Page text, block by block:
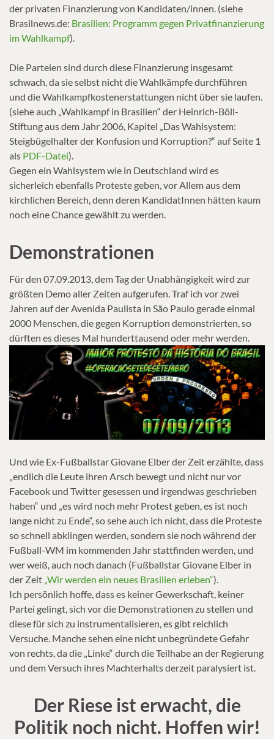
der privaten Finanzierung von Kandidaten/innen. (siehe
Brasilnews.de: Brasilien: Programm gegen Privatfinanzierung
im Wahlkampf).
Die Parteien sind durch diese Finanzierung insgesamt
schwach, da sie selbst nicht die Wahlkämpfe durchführen
und die Wahlkampfkostenerstattungen nicht über sie laufen.
(siehe auch „Wahlkampf in Brasilien“ der Heinrich-Böll-
Stiftung aus dem Jahr 2006, Kapitel „Das Wahlsystem:
Steigbügelhalter der Konfusion und Korruption?“ auf Seite 1
als PDF-Datei).
Gegen ein Wahlsystem wie in Deutschland wird es
sicherleich ebenfalls Proteste geben, vor Allem aus dem
kirchlichen Bereich, denn deren KandidatInnen hätten kaum
noch eine Chance gewählt zu werden.
Demonstrationen
Für den 07.09.2013, dem Tag der Unabhängigkeit wird zur
größten Demo aller Zeiten aufgerufen. Traf ich vor zwei
Jahren auf der Avenida Paulista in São Paulo gerade einmal
2000 Menschen, die gegen Korruption demonstrierten, so
dürften es dieses Mal hunderttausend oder mehr werden.
Und wie Ex-Fußballstar Giovane Elber der Zeit erzählte, dass
„endlich die Leute ihren Arsch bewegt und nicht nur vor
Facebook und Twitter gesessen und irgendwas geschrieben
haben“ und „es wird noch mehr Protest geben, es ist noch
lange nicht zu Ende“, so sehe auch ich nicht, dass die Proteste
so schnell abklingen werden, sondern sie noch während der
Fußball-WM im kommenden Jahr stattfinden werden, und
wer weiß, auch noch danach (Fußballstar Giovane Elber in
der Zeit „Wir werden ein neues Brasilien erleben“).
Ich persönlich hoffe, dass es keiner Gewerkschaft, keiner
Partei gelingt, sich vor die Demonstrationen zu stellen und
diese für sich zu instrumentalisieren, es gibt reichlich
Versuche. Manche sehen eine nicht unbegründete Gefahr
von rechts, da die „Linke“ durch die Teilhabe an der Regierung
und dem Versuch ihres Machterhalts derzeit paralysiert ist.
Der Riese ist erwacht, die
Politik noch nicht. Hoffen wir!